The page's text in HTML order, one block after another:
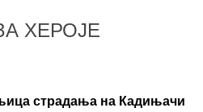
ХЕРОЈЕ
страдања на Кадињачи